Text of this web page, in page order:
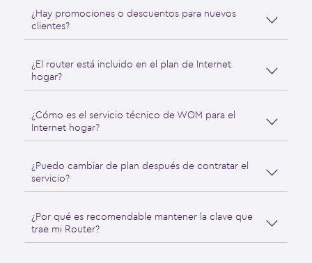
¿Hay promociones o descuentos para nuevos
clientes?
¿El router está incluido en el plan de Internet
hogar?
¿Cómo es el servicio técnico de WOM para el
Internet hogar?
¿Puedo cambiar de plan después de contratar el
servicio?
¿Por qué es recomendable mantener la clave que
trae mi Router?